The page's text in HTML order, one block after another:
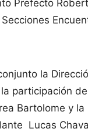
Prefecto
la
participación
Bartolome y
Lucas